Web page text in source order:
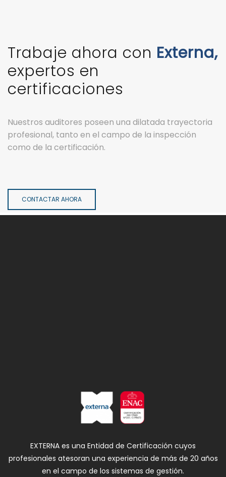
Trabaje ahora con Externa,
expertos en
certificaciones
Nuestros auditores poseen una dilatada trayectoria
profesional, tanto en el campo de la inspección
como de la certificación.
CONTACTAR AHORA
EXTERNA es una Entidad de Certificación cuyos
profesionales atesoran una experiencia de más de 20 años
en el campo de los sistemas de gestión.